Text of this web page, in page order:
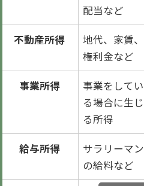
配当など
不動産所得
地代、家賃、
権利金など
事業所得
事業をしてい
る場合に生じ
る所得
給与所得
サラリーマン
の給料など